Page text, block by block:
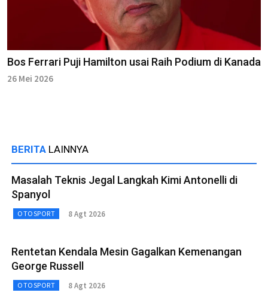
Bos Ferrari Puji Hamilton usai Raih Podium di Kanada
26 Mei 2026
BERITA LAINNYA
Masalah Teknis Jegal Langkah Kimi Antonelli di
Spanyol
OTOSPORT 8 Agt 2026
Rentetan Kendala Mesin Gagalkan Kemenangan
George Russell
OTOSPORT 8 Agt 2026